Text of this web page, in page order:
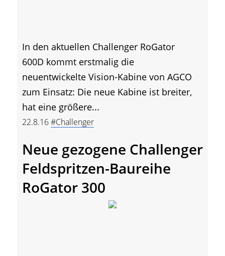
In den aktuellen Challenger RoGator
600D kommt erstmalig die
neuentwickelte Vision-Kabine von AGCO
zum Einsatz: Die neue Kabine ist breiter,
hat eine größere...
22.8.16#Challenger
Neue gezogene Challenger
Feldspritzen-Baureihe
RoGator 300